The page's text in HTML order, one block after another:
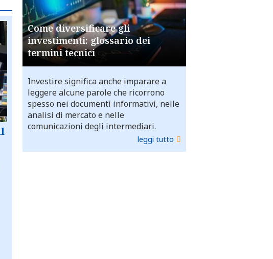
Come diversificare gli
investimenti: glossario dei
termini tecnici
Investire significa anche imparare a
leggere alcune parole che ricorrono
spesso nei documenti informativi, nelle
analisi di mercato e nelle
comunicazioni degli intermediari.
leggi tutto